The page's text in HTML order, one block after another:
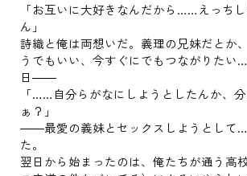
「お互いに大好きなんだから……えっち
ん」
詩織と俺は両想いだ。義理の兄妹だとか
うでもいい、今すぐにでもつながりたい
日――
「……自分らがなにしようとしたんか、
ぁ？」
――最愛の義妹とセックスしようとして
た。
翌日から始まったのは、俺たちが通う高